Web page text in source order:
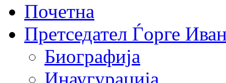
Почетна
Претседател Ѓорге
Биографија